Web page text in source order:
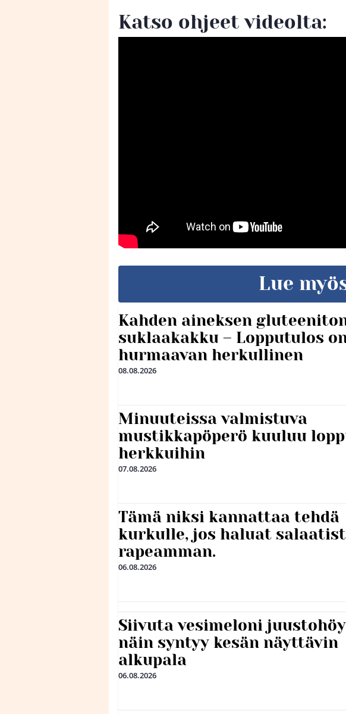
Katso ohjeet videolta:
Lue
Kahden aineksen
suklaakakku – Lopputulos
hurmaavan herkullinen
08.08.2026
Minuuteissa valmistuva
mustikkapöperö kuuluu
herkkuihin
07.08.2026
Tämä niksi kannattaa tehdä
kurkulle, jos haluat
rapeamman.
06.08.2026
Siivuta vesimeloni
näin syntyy kesän näyttävin
alkupala
06.08.2026